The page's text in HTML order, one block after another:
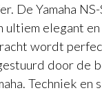
De Yamaha
ultiem elegant
wordt
door de
Techniek en